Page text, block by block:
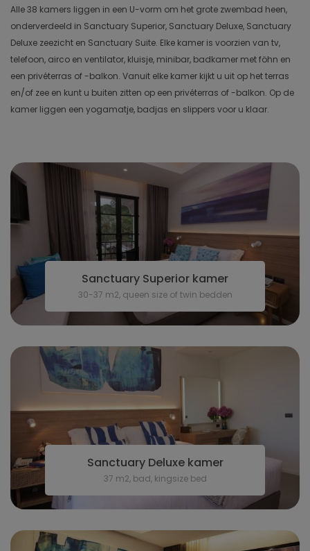
Alle 38 kamers liggen in een U-vorm om het grote zwembad heen,
onderverdeeld in Sanctuary Superior, Sanctuary Deluxe, Sanctuary
Deluxe zeezicht en Sanctuary Suite. Elke kamer is voorzien van tv,
telefoon, airco en ventilator, kluisje, minibar, badkamer met föhn en
een privéterras of -balkon. Vanuit elke kamer kijkt u uit op het terras
en/of zee en kunt u buiten zitten op een privéterras of -balkon. Op de
kamer liggen een yogamatje, badjas en slippers voor u klaar.
Sanctuary Superior kamer
30-37 m2, queen size of twin bedden
Sanctuary Deluxe kamer
37 m2, bad, kingsize bed